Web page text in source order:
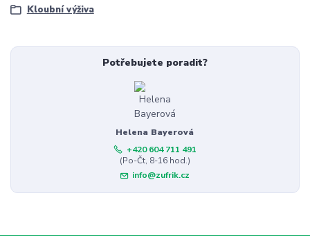
Kloubní výživa
Potřebujete poradit?
Helena Bayerová
+420 604 711 491
(Po-Čt, 8-16 hod.)
info@zufrik.cz